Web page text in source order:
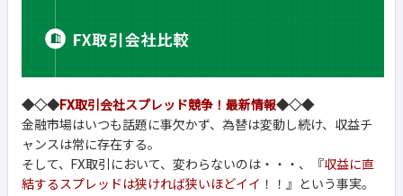
◆◇◆FX取引会社スプレッド競争！最新情報◆◇◆
金融市場はいつも話題に事欠かず、為替は変動し続け、収益チ
ャンスは常に存在する。
そして、FX取引において、変わらないのは・・・、『収益に直
結するスプレッドは狭ければ狭いほどイイ ！！』という事実。